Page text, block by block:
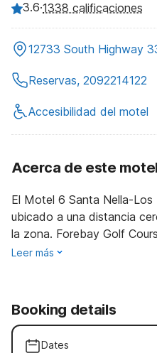
3.6·1338 calificaciones
12733 South Highway
Reservas, 2092214122
Accesibilidad del motel
Acerca de este motel
El Motel 6 Santa Nella-
ubicado a una distancia
la zona. Forebay Golf
Leer más
Booking details
Dates